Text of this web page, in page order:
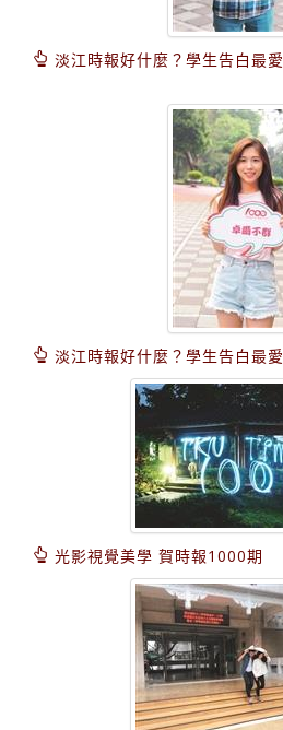
淡江時報好什麼？學生告白最愛
淡江時報好什麼？學生告白最愛
光影視覺美學 賀時報1000期